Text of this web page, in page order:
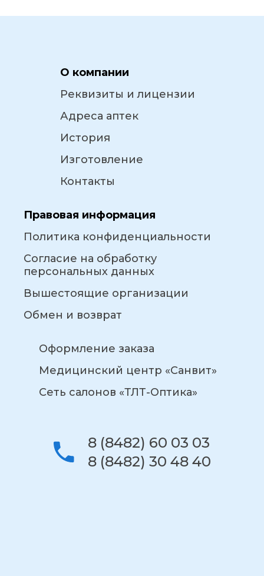
О компании
Реквизиты и лицензии
Адреса аптек
История
Изготовление
Контакты
Правовая информация
Политика конфиденциальности
Согласие на обработку
персональных данных
Вышестоящие организации
Обмен и возврат
Оформление заказа
Медицинский центр «Санвит»
Сеть салонов «ТЛТ-Оптика»
8 (8482) 60 03 03
8 (8482) 30 48 40